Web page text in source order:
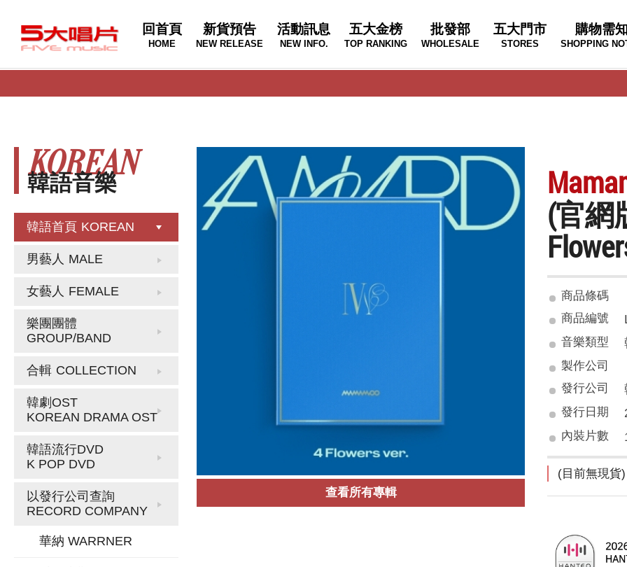
回首頁
HOME
新貨預告
NEW RELEASE
活動訊息
NEW INFO.
五大金榜
TOP RANKING
批發部
WHOLESALE
五大門市
STORES
購物需知
SHOPPING
韓語音樂
KOREAN
韓語首頁 KOREAN
男藝人 MALE
女藝人 FEMALE
樂團團體
GROUP/BAND
合輯 COLLECTION
韓劇OST
KOREAN DRAMA OST
韓語流行DVD
K POP DVD
以發行公司查詢
RECORD COMPANY
華納 WARRNER
查看所有專輯
(官網
商品條碼
商品編號
音樂類型
製作公司
發行公司
發行日期
內裝片數
(目前無現貨)